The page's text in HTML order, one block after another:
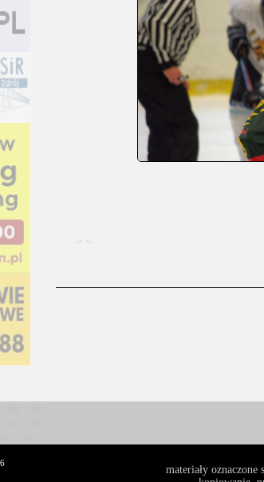
-= =-
materiały oznaczone